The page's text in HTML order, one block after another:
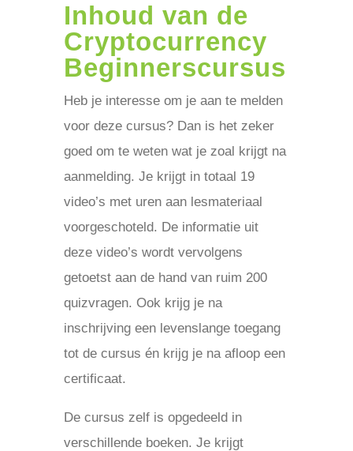
Inhoud van de
Cryptocurrency
Beginnerscursus
Heb je interesse om je aan te melden
voor deze cursus? Dan is het zeker
goed om te weten wat je zoal krijgt na
aanmelding. Je krijgt in totaal 19
video’s met uren aan lesmateriaal
voorgeschoteld. De informatie uit
deze video’s wordt vervolgens
getoetst aan de hand van ruim 200
quizvragen. Ook krijg je na
inschrijving een levenslange toegang
tot de cursus én krijg je na afloop een
certificaat.
De cursus zelf is opgedeeld in
verschillende boeken. Je krijgt